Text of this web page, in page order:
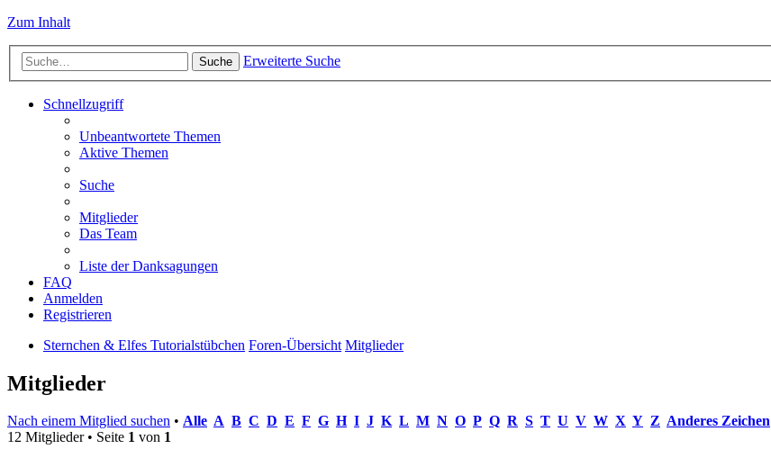
Zum Inhalt
Suche Erweiterte Suche
Schnellzugriff
Unbeantwortete Themen
Aktive Themen
Suche
Mitglieder
Das Team
Liste der Danksagungen
FAQ
Anmelden
Registrieren
Sternchen & Elfes Tutorialstübchen Foren-Übersicht Mitglieder
Mitglieder
Nach einem Mitglied suchen • Alle A B C D E F G H I J K L M N O P Q R S T U V W X Y Z Anderes Zeichen
12 Mitglieder • Seite 1 von 1